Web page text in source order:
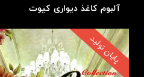
آلبوم کاغذ دیواری کیوت
پایان تولید